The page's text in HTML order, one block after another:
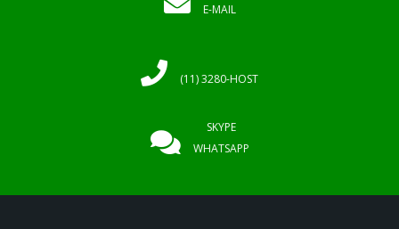
E-MAIL
(11) 3280-HOST
SKYPE
WHATSAPP